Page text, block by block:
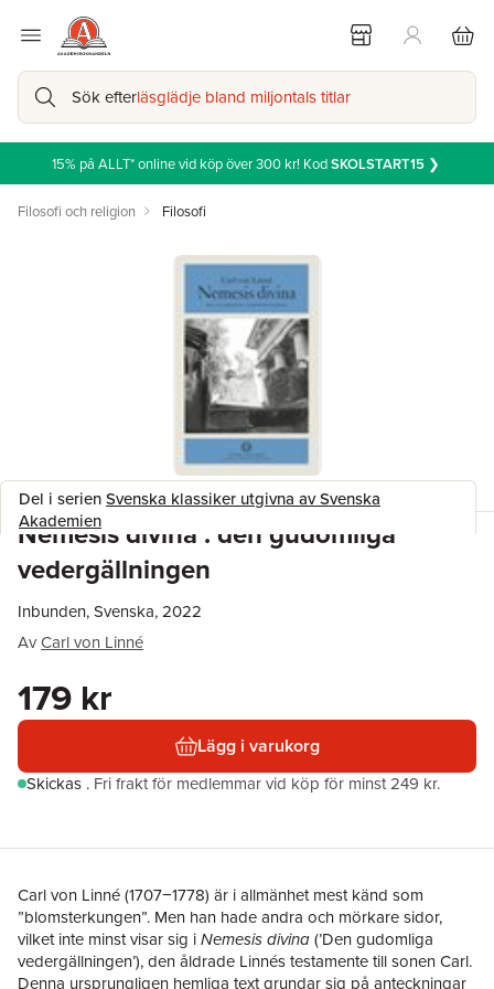
Sök efterläsglädje bland miljontals titlar
15% på ALLT* online vid köp över 300 kr! KodSKOLSTART15❯
Filosofi och religion Filosofi
Del i serienSvenska klassiker utgivna av Svenska
Akademien
Nemesis divina : den gudomliga
vedergällningen
Inbunden, Svenska, 2022
AvCarl von Linné
179 kr
Lägg i varukorg
Skickas . Fri frakt för medlemmar vid köp för minst 249 kr.
Carl von Linné (1707−1778) är i allmänhet mest känd som
”blomsterkungen”. Men han hade andra och mörkare sidor,
vilket inte minst visar sig iNemesis divina(’Den gudomliga
vedergällningen’), den åldrade Linnés testamente till sonen Carl.
Denna ursprungligen hemliga text grundar sig på anteckningar